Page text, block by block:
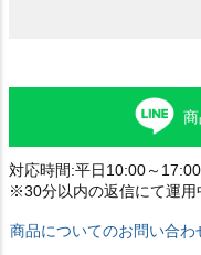
対応時間:平日10:00～17:00
※30分以内の返信にて運用
商品についてのお問い合わ